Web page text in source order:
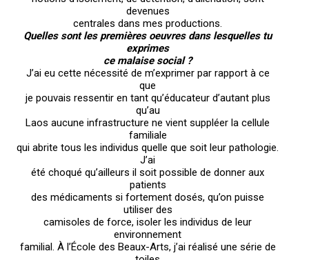
devenues
centrales dans mes productions.
Quelles sont les premières oeuvres dans lesquelles tu
exprimes
ce malaise social ?
J’ai eu cette nécessité de m’exprimer par rapport à ce
que
je pouvais ressentir en tant qu’éducateur d’autant plus
qu’au
Laos aucune infrastructure ne vient suppléer la cellule
familiale
qui abrite tous les individus quelle que soit leur pathologie.
J’ai
été choqué qu’ailleurs il soit possible de donner aux
patients
des médicaments si fortement dosés, qu’on puisse
utiliser des
camisoles de force, isoler les individus de leur
environnement
familial. À l’École des Beaux-Arts, j’ai réalisé une série de